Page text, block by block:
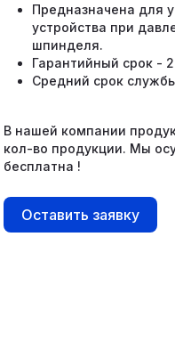
Предназначена для
устройства при
шпинделя.
Гарантийный срок -
Средний срок
В нашей компании
кол-во продукции. Мы
бесплатна !
Оставить заявку